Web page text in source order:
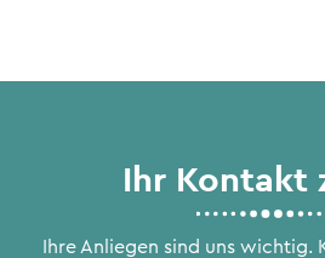
Ihr Kontakt
Ihre Anliegen sind uns wichtig.